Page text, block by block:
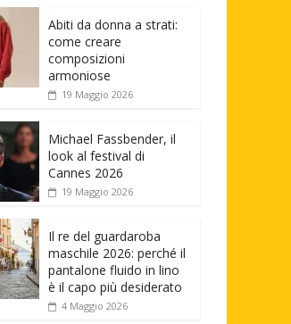
Abiti da donna a strati:
come creare
composizioni
armoniose
19 Maggio 2026
Michael Fassbender, il
look al festival di
Cannes 2026
19 Maggio 2026
Il re del guardaroba
maschile 2026: perché il
pantalone fluido in lino
è il capo più desiderato
4 Maggio 2026